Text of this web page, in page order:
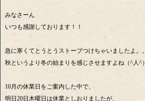
みなさーん
いつも感謝しております！！
急に寒くてとうとうストーブつけちゃいましたよ。。
秋というより冬の始まりを感じさせますよね（^人^）
10月の休業日をご案内した中で、
明日20日木曜日は休業としおりましたが、